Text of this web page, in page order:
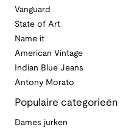
Vanguard
State of Art
Name it
American Vintage
Indian Blue Jeans
Antony Morato
Populaire categorieën
Dames jurken